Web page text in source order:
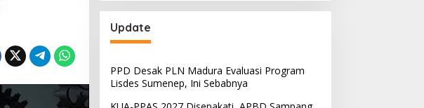
Update
PPD Desak PLN Madura Evaluasi Program
Lisdes Sumenep, Ini Sebabnya